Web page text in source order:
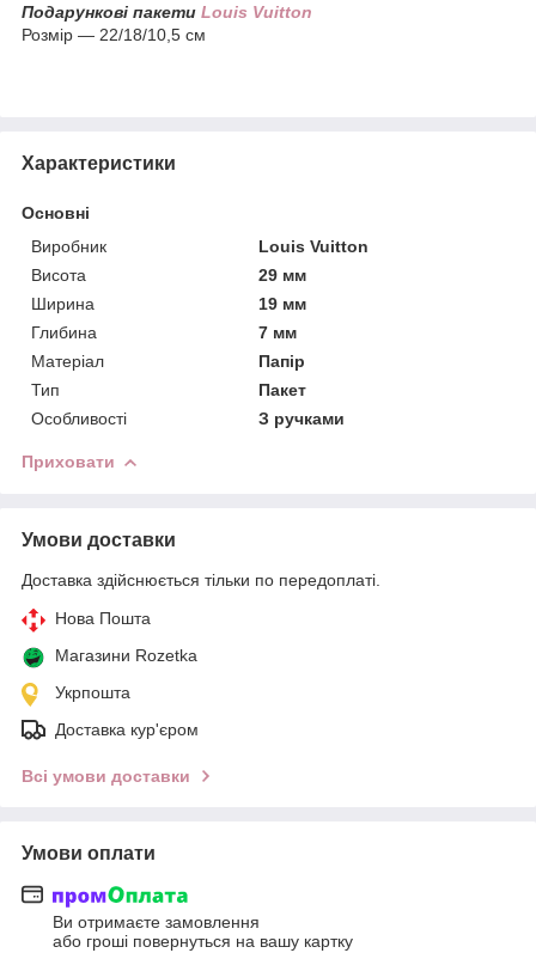
Подарункові пакети Louis Vuitton
Розмір — 22/18/10,5 см
Характеристики
Основні
Виробник
Louis Vuitton
Висота
29 мм
Ширина
19 мм
Глибина
7 мм
Матеріал
Папір
Тип
Пакет
Особливості
З ручками
Приховати
Умови доставки
Доставка здійснюється тільки по передоплаті.
Нова Пошта
Магазини Rozetka
Укрпошта
Доставка кур'єром
Всі умови доставки
Умови оплати
Ви отримаєте замовлення
або гроші повернуться на вашу картку